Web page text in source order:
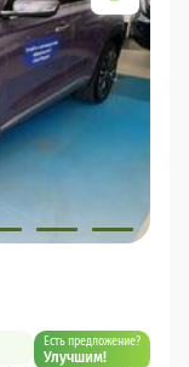
Есть предложение?
Улучшим!